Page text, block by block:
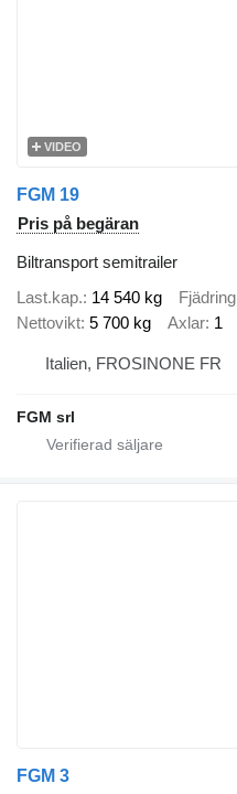
VIDEO
FGM 19
Pris på begäran
Biltransport semitrailer
Last.kap. 14 540 kg Fjädring
Nettovikt 5 700 kg Axlar 1
Italien, FROSINONE FR
FGM srl
FGM 3